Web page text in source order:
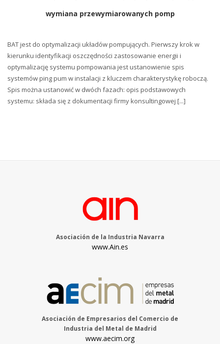
wymiana przewymiarowanych pomp
BAT jest do optymalizacji układów pompujących. Pierwszy krok w
kierunku identyfikacji oszczędności zastosowanie energii i
optymalizację systemu pompowania jest ustanowienie spis
systemów ping pum w instalacji z kluczem charakterystykę roboczą.
Spis można ustanowić w dwóch fazach: opis podstawowych
systemu: składa się z dokumentacji firmy konsultingowej [...]
Asociación de la Industria Navarra
www.Ain.es
Asociación de Empresarios del Comercio de
Industria del Metal de Madrid
www.aecim.org